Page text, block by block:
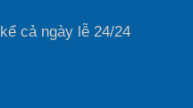
cả ngày lễ 24/24